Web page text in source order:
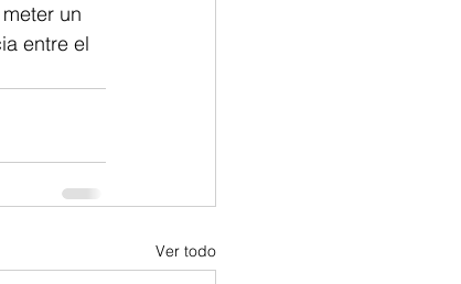
un
entre el
Ver todo